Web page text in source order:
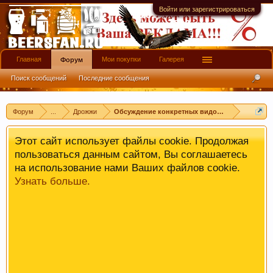
Войти или зарегистрироваться
Форум Дрожжи Обсуждение конкретных видов/штаммов
имеют информационной ценности! СПАСИБО
Этот сайт использует файлы cookie. Продолжая
пользоваться данным сайтом, Вы соглашаетесь
на использование нами Ваших файлов cookie.
Узнать больше.
Главная Форум
Поиск сообщений Последние сообщения
Мои покупки Галерея